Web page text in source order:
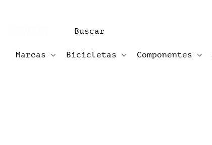
Marcas Bicicletas Componentes